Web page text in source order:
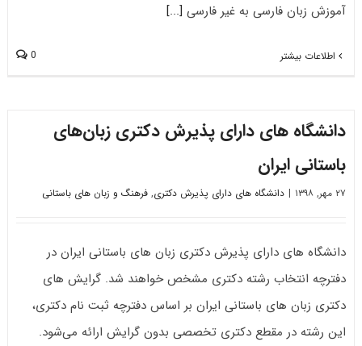
آموزش زبان فارسی به غیر فارسی [...]
اطلاعات بیشتر 0
دانشگاه های دارای پذیرش دکتری زﺑﺎنﻫﺎی
ﺑﺎﺳﺘﺎنی ایران
۲۷ مهر, ۱۳۹۸ | دانشگاه های دارای پذیرش دکتری, فرهنگ و زبان های باستانی
دانشگاه های دارای پذیرش دکتری زﺑﺎن ﻫﺎی ﺑﺎﺳﺘﺎنی ایران در
دفترچه انتخاب رشته دکتری مشخص خواهند شد. گرایش های
دکتری زﺑﺎن ﻫﺎی ﺑﺎﺳﺘﺎنی ایران بر اساس دفترچه ثبت نام دکتری،
این رشته در مقطع دکتری تخصصی بدون گرایش ارائه می‌شود.